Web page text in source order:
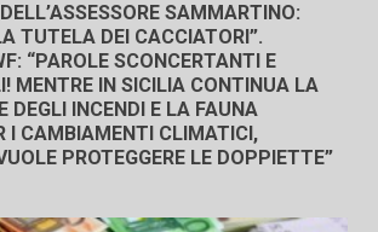
SAMMARTINO:
TUTELA DEI CACCIATORI”.
“PAROLE SCONCERTANTI E
MENTRE IN SICILIA CONTINUA LA
DEGLI INCENDI E LA FAUNA
I CAMBIAMENTI CLIMATICI,
PROTEGGERE LE DOPPIETTE”